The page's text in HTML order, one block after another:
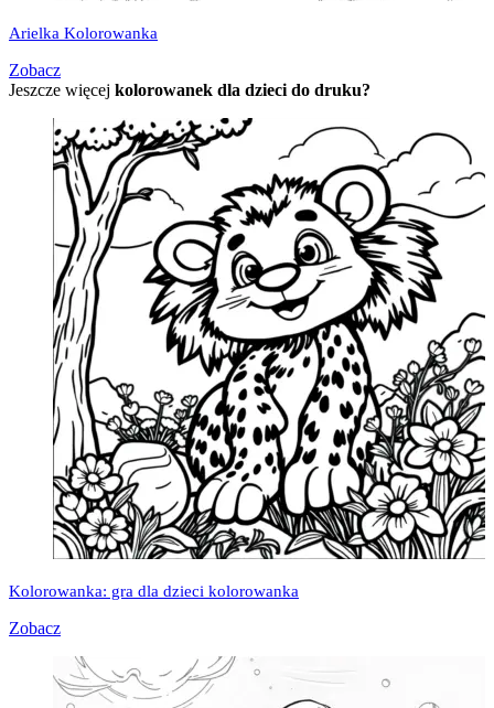
Arielka Kolorowanka
Zobacz
Jeszcze więcej kolorowanek dla dzieci do druku?
Kolorowanka: gra dla dzieci kolorowanka
Zobacz